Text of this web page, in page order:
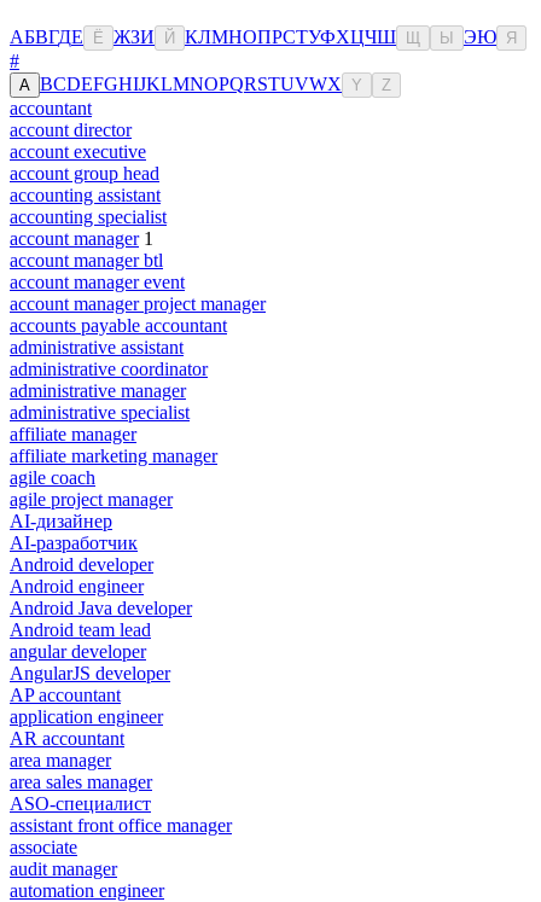
АБВГДЕ Ё ЖЗИ Й КЛМНОПРСТУФХЦЧШ Ы ЭЮ Я
#
A BCDEFGHIJKLMNOPQRSTUVWX Y Z
accountant
account director
account executive
account group head
accounting assistant
accounting specialist
account manager 1
account manager btl
account manager event
account manager project manager
accounts payable accountant
administrative assistant
administrative coordinator
administrative manager
administrative specialist
affiliate manager
affiliate marketing manager
agile coach
agile project manager
AI-дизайнер
AI-разработчик
Android developer
Android engineer
Android Java developer
Android team lead
angular developer
AngularJS developer
AP accountant
application engineer
AR accountant
area manager
area sales manager
ASO-специалист
assistant front office manager
associate
audit manager
automation engineer